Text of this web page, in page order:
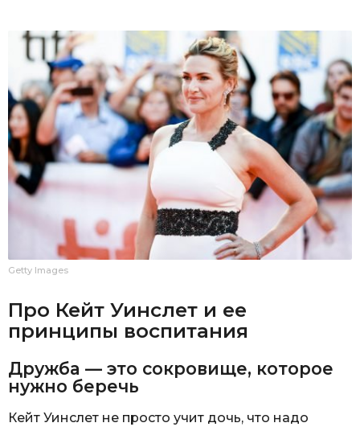
Getty Images
Про Кейт Уинслет и ее
принципы воспитания
Дружба — это сокровище, которое
нужно беречь
Кейт Уинслет не просто учит дочь, что надо